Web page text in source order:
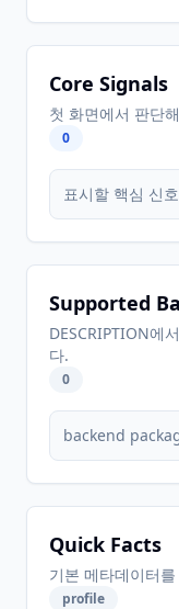
Core Signals
첫 화면에서 판단
0
표시할 핵심 신
Supported
DESCRIPTION에
다.
0
backend
Quick Facts
기본 메타데이터
profile